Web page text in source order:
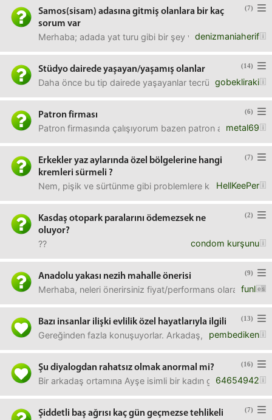
(7)
Samos(sisam) adasına gitmiş olanlara bir kaç
sorum var
denizmaniaherif
Merhaba; adada yat turu gibi bir şey var mı ? bir de
(14)
Stüdyo dairede yaşayan/yaşamış olanlar
gobekliraki
Daha önce bu tip dairede yaşayanlar tecrübelerini
(6)
Patron firması
metal69
Patron firmasında çalışıyorum bazen patron alay eder
(7)
Erkekler yaz aylarında özel bölgelerine hangi
kremleri sürmeli ?
HellKeePer
Nem, pişik ve sürtünme gibi problemlere karşı
(2)
Kasdaş otopark paralarını ödemezsek ne
oluyor?
condom kurşunu
??
(9)
Anadolu yakası nezih mahalle önerisi
funl
Merhaba, neleri önerirsiniz fiyat/performans olarak genel
(13)
Bazı insanlar ilişki evlilik özel hayatlarıyla ilgili
pembediken
Gereğinden fazla konuşuyorlar. Arkadaş, iş ya da
(16)
Şu diyalogdan rahatsız olmak anormal mi?
64654942
Bir arkadaş ortamına Ayşe isimli bir kadın geliyor.
(7)
Şiddetli baş ağrısı kaç gün geçmezse tehlikeli